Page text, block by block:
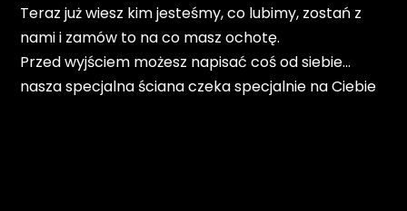
Teraz już wiesz kim jesteśmy, co lubimy, zostań z
nami i zamów to na co masz ochotę.
Przed wyjściem możesz napisać coś od siebie…
nasza specjalna ściana czeka specjalnie na Ciebie